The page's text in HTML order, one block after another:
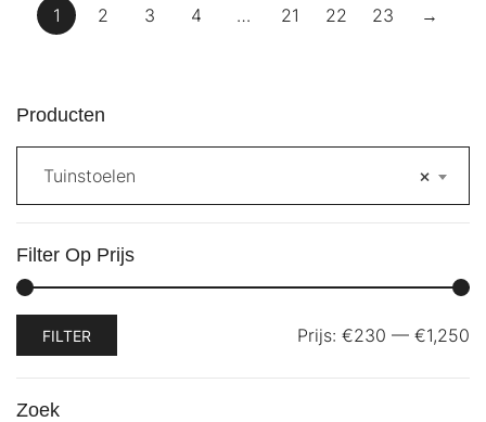
1 2 3 4 … 21 22 23 →
Producten
×
Tuinstoelen
Filter Op Prijs
Min.
Max.FILTER Prijs: €230 — €1,250
Zoek